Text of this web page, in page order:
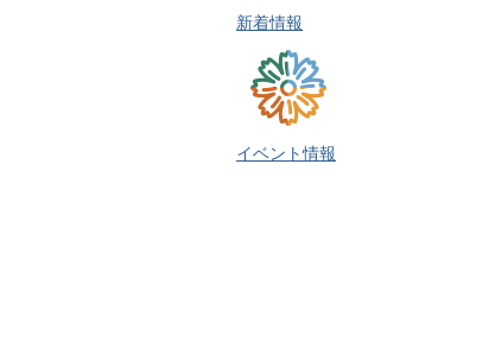
新着情報
イベント情報